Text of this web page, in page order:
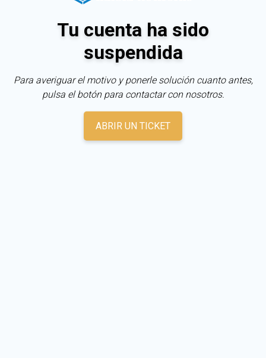
Tu cuenta ha sido
suspendida
Para averiguar el motivo y ponerle solución cuanto antes,
pulsa el botón para contactar con nosotros.
ABRIR UN TICKET